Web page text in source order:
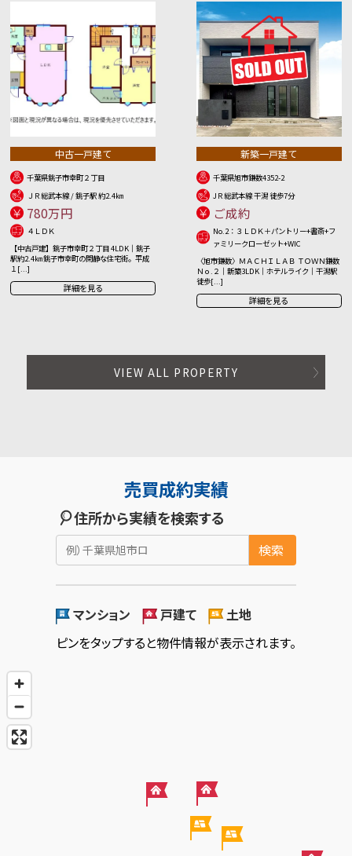
中古一戸建て
千葉県銚子市幸町２丁目
ＪＲ総武本線 / 銚子駅 約2.4㎞
780万円
４ＬＤＫ
【中古戸建】銚子市幸町２丁目 4LDK｜銚子
駅約2.4㎞ 銚子市幸町の閑静な住宅街。平成
１[...]
詳細を見る
新築一戸建て
千葉県旭市鎌数4352-2
JＲ総武本線 干潟 徒歩7分
ご成約
No.2：３ＬＤＫ＋パントリー+書斎+フ
ァミリークローゼット+WIC
〈旭市鎌数〉ＭＡＣＨＩＬＡＢ ＴＯＷＮ鎌数
Ｎｏ.２｜新築3LDK｜ホテルライク｜干潟駅
徒歩[...]
詳細を見る
VIEW ALL PROPERTY